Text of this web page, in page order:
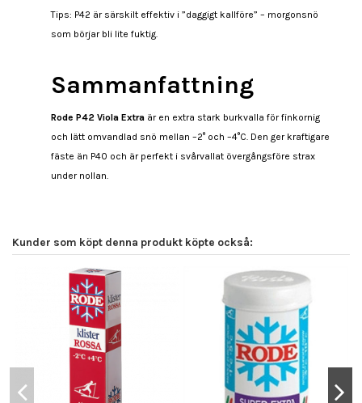
Tips: P42 är särskilt effektiv i ”daggigt kallföre” – morgonsnö
som börjar bli lite fuktig.
Sammanfattning
Rode P42 Viola Extra är en extra stark burkvalla för finkornig
och lätt omvandlad snö mellan –2° och –4°C. Den ger kraftigare
fäste än P40 och är perfekt i svårvallat övergångsföre strax
under nollan.
Kunder som köpt denna produkt köpte också: